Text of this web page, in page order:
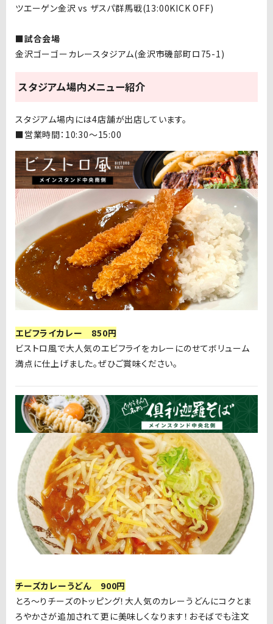
ツエーゲン金沢 vs ザスパ群馬戦(13:00KICK OFF)
■試合会場
金沢ゴーゴーカレースタジアム(金沢市磯部町ロ75-1)
スタジアム場内メニュー紹介
スタジアム場内には4店舗が出店しています。
■営業時間：10:30〜15:00
エビフライカレー 850円
ビストロ風で大人気のエビフライをカレーにのせてボリューム
満点に仕上げました。ぜひご賞味ください。
チーズカレーうどん 900円
とろ～りチーズのトッピング！大人気のカレーうどんにコクとま
ろやかさが追加されて更に美味しくなります！おそばでも注文